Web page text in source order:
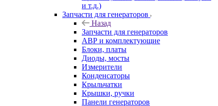
и т.д.)
Запчасти для генераторов
Назад
Запчасти для генераторов
АВР и комплектующие
Блоки, платы
Диоды, мосты
Измерители
Конденсаторы
Крыльчатки
Крышки, ручки
Панели генераторов